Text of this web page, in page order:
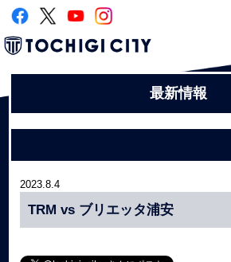
最新情報
2023.8.4
TRM vs ブリエッタ浦安